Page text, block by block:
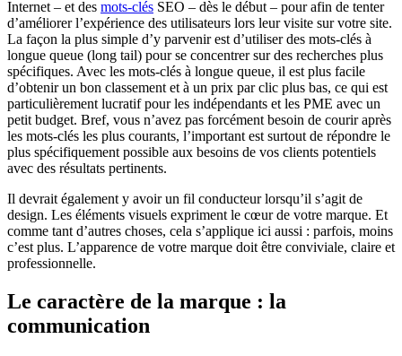
Internet – et des mots-clés SEO – dès le début – pour afin de tenter
d’améliorer l’expérience des utilisateurs lors leur visite sur votre site.
La façon la plus simple d’y parvenir est d’utiliser des mots-clés à
longue queue (long tail) pour se concentrer sur des recherches plus
spécifiques. Avec les mots-clés à longue queue, il est plus facile
d’obtenir un bon classement et à un prix par clic plus bas, ce qui est
particulièrement lucratif pour les indépendants et les PME avec un
petit budget. Bref, vous n’avez pas forcément besoin de courir après
les mots-clés les plus courants, l’important est surtout de répondre le
plus spécifiquement possible aux besoins de vos clients potentiels
avec des résultats pertinents.
Il devrait également y avoir un fil conducteur lorsqu’il s’agit de
design. Les éléments visuels expriment le cœur de votre marque. Et
comme tant d’autres choses, cela s’applique ici aussi : parfois, moins
c’est plus. L’apparence de votre marque doit être conviviale, claire et
professionnelle.
Le caractère de la marque : la
communication